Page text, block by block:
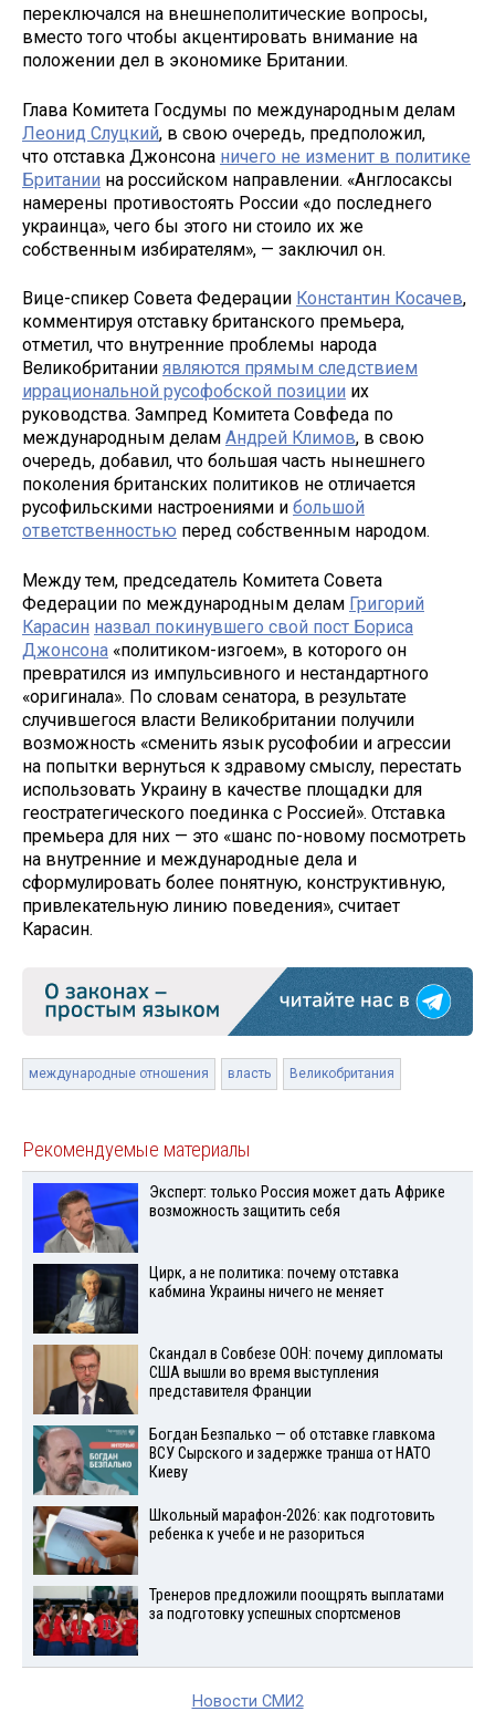
переключался на внешнеполитические вопросы,
вместо того чтобы акцентировать внимание на
положении дел в экономике Британии.
Глава Комитета Госдумы по международным делам
Леонид Слуцкий, в свою очередь, предположил,
что отставка Джонсона ничего не изменит в политике
Британии на российском направлении. «Англосаксы
намерены противостоять России «до последнего
украинца», чего бы этого ни стоило их же
собственным избирателям», — заключил он.
Вице-спикер Совета Федерации Константин Косачев,
комментируя отставку британского премьера,
отметил, что внутренние проблемы народа
Великобритании являются прямым следствием
иррациональной русофобской позиции их
руководства. Зампред Комитета Совфеда по
международным делам Андрей Климов, в свою
очередь, добавил, что большая часть нынешнего
поколения британских политиков не отличается
русофильскими настроениями и большой
ответственностью перед собственным народом.
Между тем, председатель Комитета Совета
Федерации по международным делам Григорий
Карасин назвал покинувшего свой пост Бориса
Джонсона «политиком-изгоем», в которого он
превратился из импульсивного и нестандартного
«оригинала». По словам сенатора, в результате
случившегося власти Великобритании получили
возможность «сменить язык русофобии и агрессии
на попытки вернуться к здравому смыслу, перестать
использовать Украину в качестве площадки для
геостратегического поединка с Россией». Отставка
премьера для них — это «шанс по-новому посмотреть
на внутренние и международные дела и
сформулировать более понятную, конструктивную,
привлекательную линию поведения», считает
Карасин.
международные отношения власть Великобритания
Рекомендуемые материалы
Эксперт: только Россия может дать Африке
возможность защитить себя
Цирк, а не политика: почему отставка
кабмина Украины ничего не меняет
Скандал в Совбезе ООН: почему дипломаты
США вышли во время выступления
представителя Франции
Богдан Безпалько — об отставке главкома
ВСУ Сырского и задержке транша от НАТО
Киеву
Школьный марафон-2026: как подготовить
ребенка к учебе и не разориться
Тренеров предложили поощрять выплатами
за подготовку успешных спортсменов
Новости СМИ2